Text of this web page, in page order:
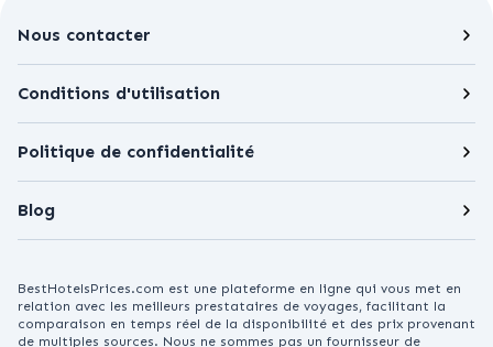
Nous contacter
Conditions d'utilisation
Politique de confidentialité
Blog
BestHotelsPrices.com est une plateforme en ligne qui vous met en
relation avec les meilleurs prestataires de voyages, facilitant la
comparaison en temps réel de la disponibilité et des prix provenant
de multiples sources. Nous ne sommes pas un fournisseur de